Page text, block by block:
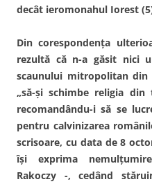
decât ieromonahul Iorest
Din corespondenţa
rezultă că n-a găsit nici
scaunului mitropolitan
„să-şi schimbe religia din
recomandându-i să se
pentru calvinizarea
scrisoare, cu data de 8
îşi exprima
Rakoczy -, cedând